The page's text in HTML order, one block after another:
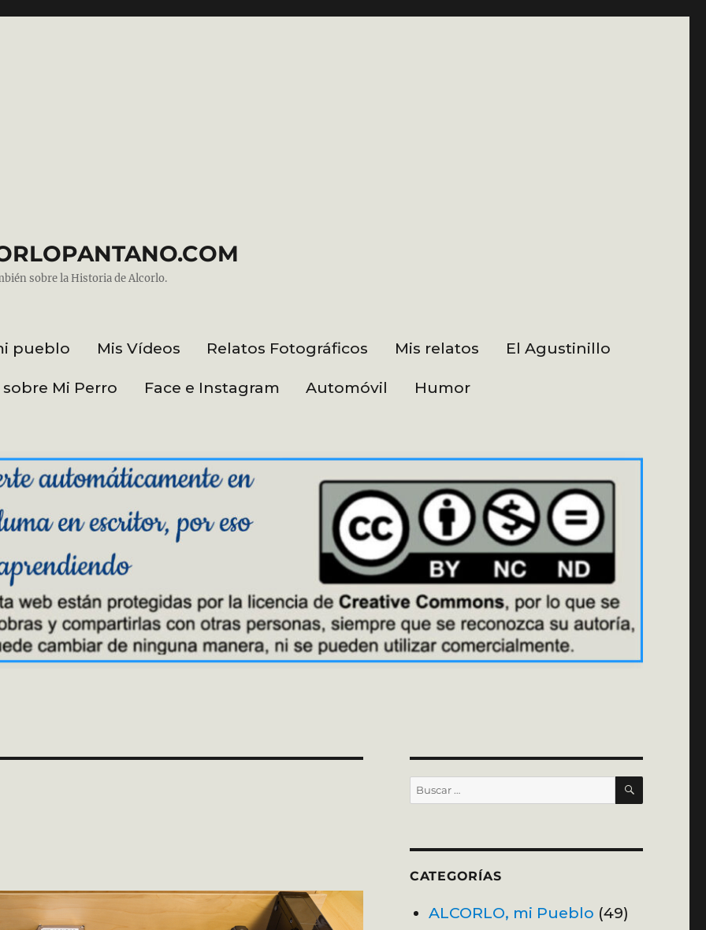
sobre la Historia de Alcorlo.
pueblo Mis Vídeos Relatos Fotográficos Mis relatos El Agustinillo
Mi Perro Face e Instagram Automóvil Humor
Buscar
por:
BUSCAR
CATEGORÍAS
ALCORLO, mi Pueblo (49)